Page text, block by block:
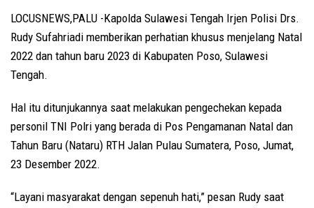
LOCUSNEWS,PALU -Kapolda Sulawesi Tengah Irjen Polisi Drs.
Rudy Sufahriadi memberikan perhatian khusus menjelang Natal
2022 dan tahun baru 2023 di Kabupaten Poso, Sulawesi
Tengah.
Hal itu ditunjukannya saat melakukan pengechekan kepada
personil TNI Polri yang berada di Pos Pengamanan Natal dan
Tahun Baru (Nataru) RTH Jalan Pulau Sumatera, Poso, Jumat,
23 Desember 2022.
“Layani masyarakat dengan sepenuh hati,” pesan Rudy saat